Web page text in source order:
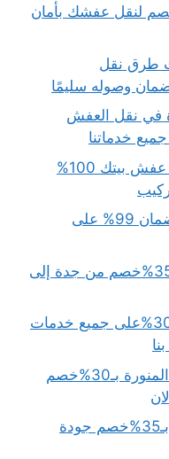
الأمثل بـ20%خصم لنقل عفشك بأمان
طرق نقل
وصوله سليمًا
في نقل العفش
دينا نقل عفش حي العارض..نقل عفش بيتك 100%
دينا نقل عفش حي اليرموك مع ضمان 99% على
نقل عفش من جدة الى الباحة بـ35%خصم من جدة إلى
دينا نقل عفش حي الملز..خصم 30%على جميع خدمات
افضل شركة نقل عفش بالمدينة المنورة بـ30%خصم
ارخص شركة نقل عفش بالدمام بـ35%خصم جودة